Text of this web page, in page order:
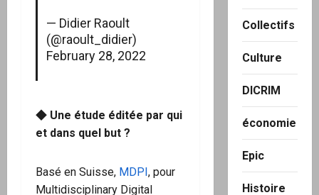
— Didier Raoult
(@raoult_didier)
February 28, 2022
◆ Une étude éditée par qui
et dans quel but ?
Basé en Suisse, MDPI, pour
Multidisciplinary Digital
Collectifs
Culture
DICRIM
économie
Epic
Histoire